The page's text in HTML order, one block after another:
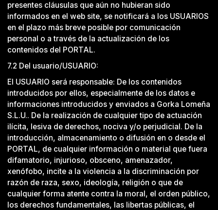
presentes cláusulas que aún no hubieran sido
informados en el web site, se notificará a los USUARIOS
en el plazo más breve posible por comunicación
personal o a través de la actualización de los
contenidos del PORTAL.
7.2 Del usuario/USUARIO:
El USUARIO será responsable: De los contenidos
introducidos por ellos, especialmente de los datos e
informaciones introducidos y enviados a Gorka Lomeña
S.L.U.. De la realización de cualquier tipo de actuación
ilícita, lesiva de derechos, nociva y/o perjudicial. De la
introducción, almacenamiento o difusión en o desde el
PORTAL, de cualquier información o material que fuera
difamatorio, injurioso, obsceno, amenazador,
xenófobo, incite a la violencia a la discriminación por
razón de raza, sexo, ideología, religión o que de
cualquier forma atente contra la moral, el orden público,
los derechos fundamentales, las libertas públicas, el